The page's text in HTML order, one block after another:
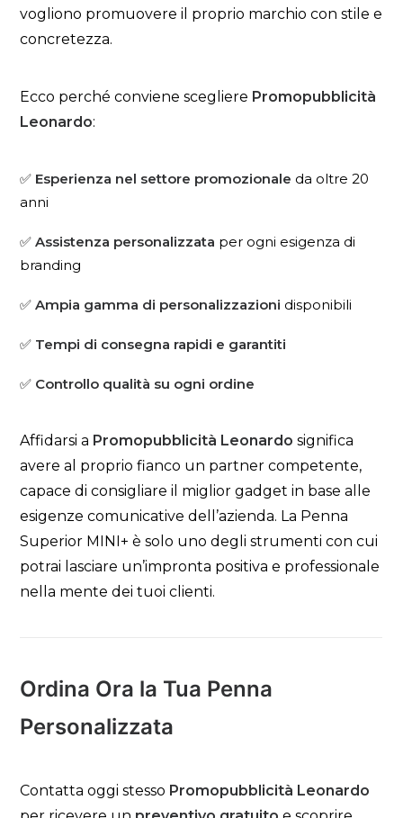
vogliono promuovere il proprio marchio con stile e
concretezza.
Ecco perché conviene scegliere Promopubblicità
Leonardo:
✅ Esperienza nel settore promozionale da oltre 20
anni
✅Assistenza personalizzata per ogni esigenza di
branding
✅Ampia gamma di personalizzazioni disponibili
✅ Tempi di consegna rapidi e garantiti
✅ Controllo qualità su ogni ordine
Affidarsi a Promopubblicità Leonardo significa
avere al proprio fianco un partner competente,
capace di consigliare il miglior gadget in base alle
esigenze comunicative dell’azienda. La Penna
Superior MINI+ è solo uno degli strumenti con cui
potrai lasciare un’impronta positiva e professionale
nella mente dei tuoi clienti.
Ordina Ora la Tua Penna
Personalizzata
Contatta oggi stesso Promopubblicità Leonardo